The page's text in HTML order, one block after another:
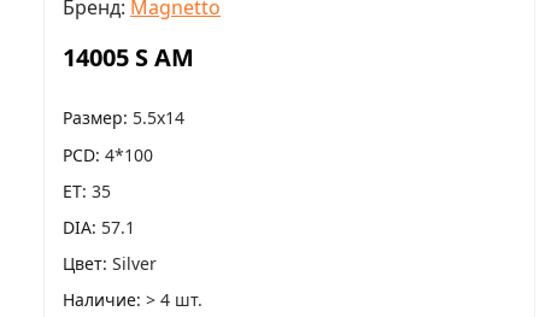
Бренд: Magnetto
14005 S AM
Размер 5.5x14
PCD 4*100
ET 35
DIA 57.1
Цвет Silver
Наличие > 4 шт.